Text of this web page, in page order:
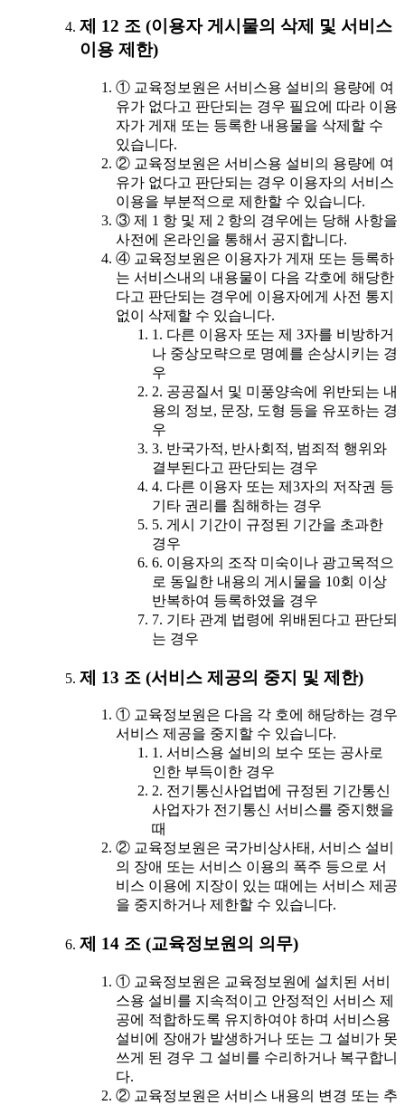
제 12 조 (이용자 게시물의 삭제 및 서비스
이용 제한)
① 교육정보원은 서비스용 설비의 용량에 여
유가 없다고 판단되는 경우 필요에 따라 이용
자가 게재 또는 등록한 내용물을 삭제할 수
있습니다.
② 교육정보원은 서비스용 설비의 용량에 여
유가 없다고 판단되는 경우 이용자의 서비스
이용을 부분적으로 제한할 수 있습니다.
③ 제 1 항 및 제 2 항의 경우에는 당해 사항을
사전에 온라인을 통해서 공지합니다.
④ 교육정보원은 이용자가 게재 또는 등록하
는 서비스내의 내용물이 다음 각호에 해당한
다고 판단되는 경우에 이용자에게 사전 통지
없이 삭제할 수 있습니다.
1. 다른 이용자 또는 제 3자를 비방하거
나 중상모략으로 명예를 손상시키는 경
우
2. 공공질서 및 미풍양속에 위반되는 내
용의 정보, 문장, 도형 등을 유포하는 경
우
3. 반국가적, 반사회적, 범죄적 행위와
결부된다고 판단되는 경우
4. 다른 이용자 또는 제3자의 저작권 등
기타 권리를 침해하는 경우
5. 게시 기간이 규정된 기간을 초과한
경우
6. 이용자의 조작 미숙이나 광고목적으
로 동일한 내용의 게시물을 10회 이상
반복하여 등록하였을 경우
7. 기타 관계 법령에 위배된다고 판단되
는 경우
제 13 조 (서비스 제공의 중지 및 제한)
① 교육정보원은 다음 각 호에 해당하는 경우
서비스 제공을 중지할 수 있습니다.
1. 서비스용 설비의 보수 또는 공사로
인한 부득이한 경우
2. 전기통신사업법에 규정된 기간통신
사업자가 전기통신 서비스를 중지했을
때
② 교육정보원은 국가비상사태, 서비스 설비
의 장애 또는 서비스 이용의 폭주 등으로 서
비스 이용에 지장이 있는 때에는 서비스 제공
을 중지하거나 제한할 수 있습니다.
제 14 조 (교육정보원의 의무)
① 교육정보원은 교육정보원에 설치된 서비
스용 설비를 지속적이고 안정적인 서비스 제
공에 적합하도록 유지하여야 하며 서비스용
설비에 장애가 발생하거나 또는 그 설비가 못
쓰게 된 경우 그 설비를 수리하거나 복구합니
다.
② 교육정보원은 서비스 내용의 변경 또는 추